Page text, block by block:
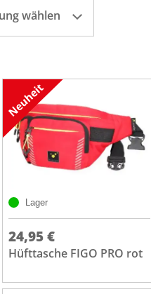
wählen
Lager
24,95 €
Hüfttasche FIGO PRO rot